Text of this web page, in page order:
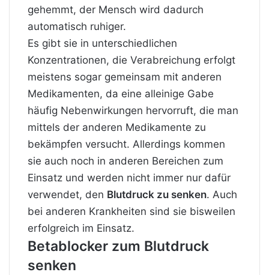
gehemmt, der Mensch wird dadurch
automatisch ruhiger.
Es gibt sie in unterschiedlichen
Konzentrationen, die Verabreichung erfolgt
meistens sogar gemeinsam mit anderen
Medikamenten, da eine alleinige Gabe
häufig Nebenwirkungen hervorruft, die man
mittels der anderen Medikamente zu
bekämpfen versucht. Allerdings kommen
sie auch noch in anderen Bereichen zum
Einsatz und werden nicht immer nur dafür
verwendet, den Blutdruck zu senken. Auch
bei anderen Krankheiten sind sie bisweilen
erfolgreich im Einsatz.
Betablocker zum Blutdruck
senken